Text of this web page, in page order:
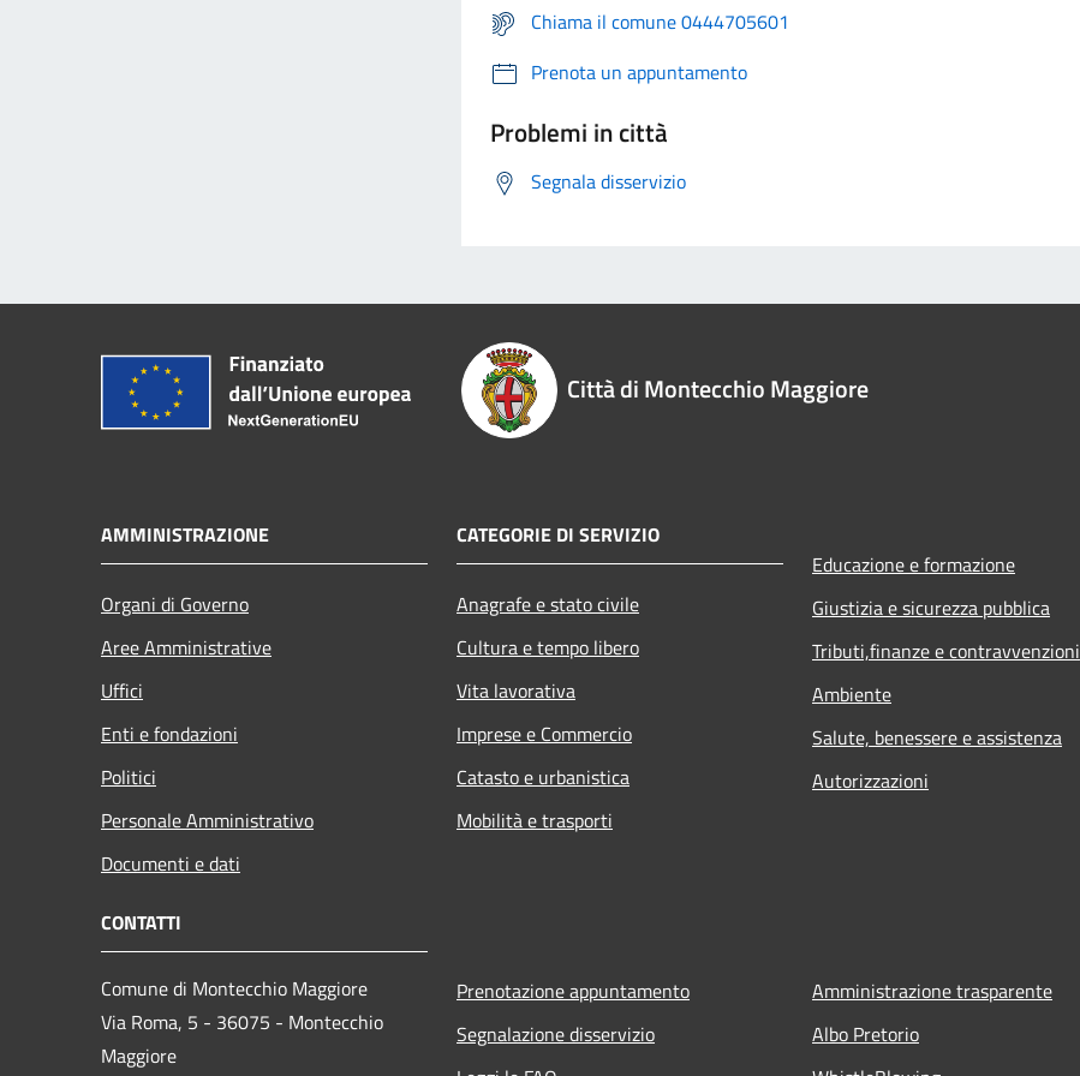
Chiama il comune 0444705601
Prenota un appuntamento
Problemi in città
Segnala disservizio
Città di Montecchio Maggiore
AMMINISTRAZIONE
Organi di Governo
Aree Amministrative
Uffici
Enti e fondazioni
Politici
Personale Amministrativo
Documenti e dati
CATEGORIE DI SERVIZIO
Anagrafe e stato civile
Cultura e tempo libero
Vita lavorativa
Imprese e Commercio
Catasto e urbanistica
Mobilità e trasporti
Educazione e formazione
Giustizia e sicurezza pubblica
Tributi,finanze e contravvenzioni
Ambiente
Salute, benessere e assistenza
Autorizzazioni
CONTATTI
Comune di Montecchio Maggiore
Via Roma, 5 - 36075 - Montecchio
Maggiore
Prenotazione appuntamento
Segnalazione disservizio
Amministrazione trasparente
Albo Pretorio